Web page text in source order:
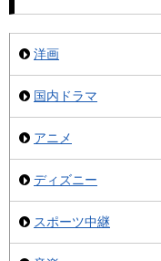
洋画
国内ドラマ
アニメ
ディズニー
スポーツ中継